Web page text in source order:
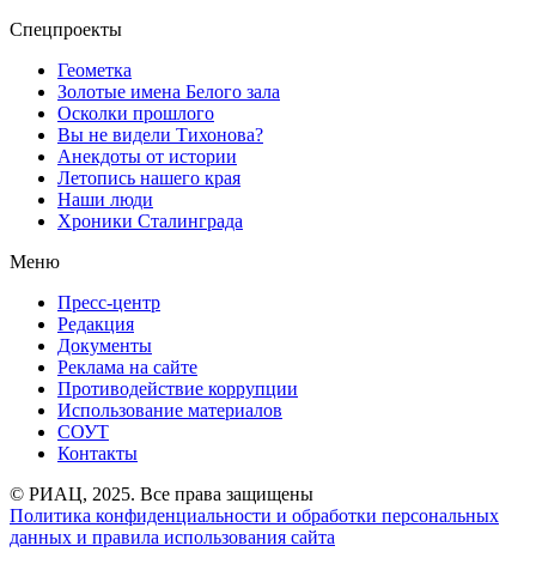
Спецпроекты
Геометка
Золотые имена Белого зала
Осколки прошлого
Вы не видели Тихонова?
Анекдоты от истории
Летопись нашего края
Наши люди
Хроники Сталинграда
Меню
Пресс-центр
Редакция
Документы
Реклама на сайте
Противодействие коррупции
Использование материалов
СОУТ
Контакты
© РИАЦ, 2025. Все права защищены
Политика конфиденциальности и обработки персональных
данных и правила использования сайта